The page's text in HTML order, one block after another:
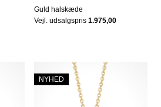
Guld halskæde
Vejl. udsalgspris1.975,00
NYHED